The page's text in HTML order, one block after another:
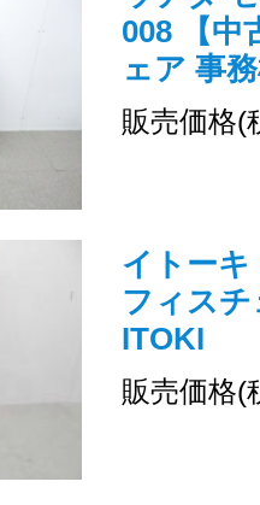
008 【中
ェア 事
販売価格(
イトーキ
フィスチ
ITOKI
販売価格(